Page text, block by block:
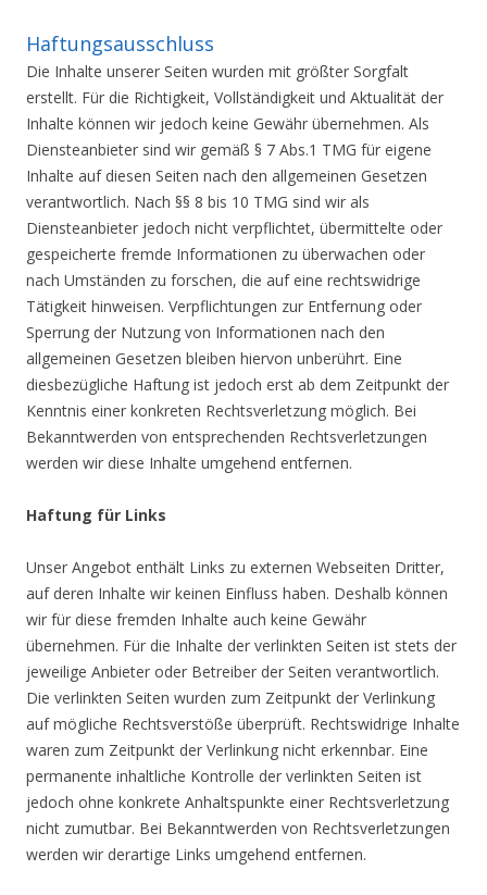
Haftungsausschluss
Die Inhalte unserer Seiten wurden mit größter Sorgfalt
erstellt. Für die Richtigkeit, Vollständigkeit und Aktualität der
Inhalte können wir jedoch keine Gewähr übernehmen. Als
Diensteanbieter sind wir gemäß § 7 Abs.1 TMG für eigene
Inhalte auf diesen Seiten nach den allgemeinen Gesetzen
verantwortlich. Nach §§ 8 bis 10 TMG sind wir als
Diensteanbieter jedoch nicht verpflichtet, übermittelte oder
gespeicherte fremde Informationen zu überwachen oder
nach Umständen zu forschen, die auf eine rechtswidrige
Tätigkeit hinweisen. Verpflichtungen zur Entfernung oder
Sperrung der Nutzung von Informationen nach den
allgemeinen Gesetzen bleiben hiervon unberührt. Eine
diesbezügliche Haftung ist jedoch erst ab dem Zeitpunkt der
Kenntnis einer konkreten Rechtsverletzung möglich. Bei
Bekanntwerden von entsprechenden Rechtsverletzungen
werden wir diese Inhalte umgehend entfernen.
Haftung für Links
Unser Angebot enthält Links zu externen Webseiten Dritter,
auf deren Inhalte wir keinen Einfluss haben. Deshalb können
wir für diese fremden Inhalte auch keine Gewähr
übernehmen. Für die Inhalte der verlinkten Seiten ist stets der
jeweilige Anbieter oder Betreiber der Seiten verantwortlich.
Die verlinkten Seiten wurden zum Zeitpunkt der Verlinkung
auf mögliche Rechtsverstöße überprüft. Rechtswidrige Inhalte
waren zum Zeitpunkt der Verlinkung nicht erkennbar. Eine
permanente inhaltliche Kontrolle der verlinkten Seiten ist
jedoch ohne konkrete Anhaltspunkte einer Rechtsverletzung
nicht zumutbar. Bei Bekanntwerden von Rechtsverletzungen
werden wir derartige Links umgehend entfernen.